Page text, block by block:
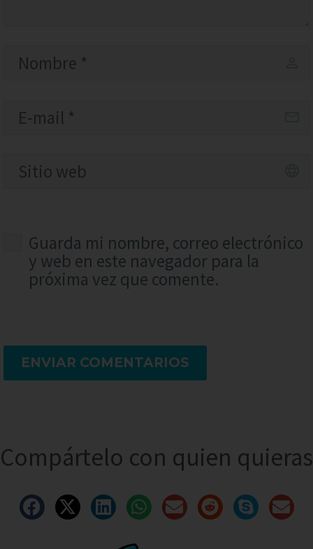
Guarda mi nombre, correo electrónico
y web en este navegador para la
próxima vez que comente.
ENVIAR COMENTARIOS
Compártelo con quien quieras